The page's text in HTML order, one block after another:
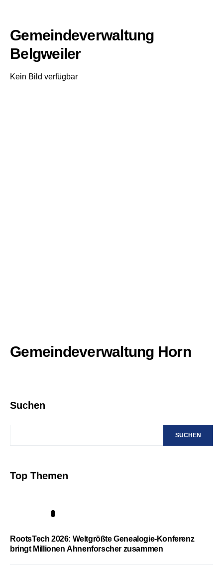
Gemeindeverwaltung
Belgweiler
Kein Bild verfügbar
Gemeindeverwaltung Horn
Suchen
SUCHEN
Top Themen
RootsTech 2026: Weltgrößte Genealogie-Konferenz
bringt Millionen Ahnenforscher zusammen